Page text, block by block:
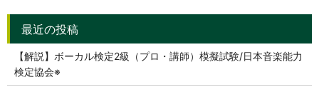
【解説】ボーカル検定2級（プロ・講師）模擬試験/日本音楽能力
検定協会※